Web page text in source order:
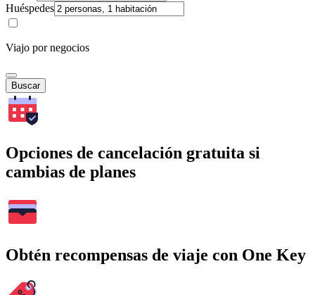
Huéspedes
Viajo por negocios
Buscar
Opciones de cancelación gratuita si
cambias de planes
Obtén recompensas de viaje con One Key